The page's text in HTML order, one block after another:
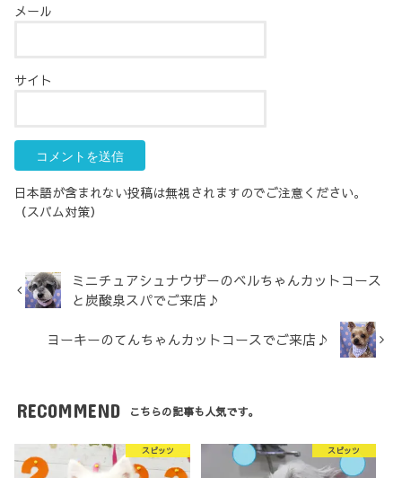
メール
サイト
日本語が含まれない投稿は無視されますのでご注意ください。
（スパム対策）
ミニチュアシュナウザーのベルちゃんカットコース
と炭酸泉スパでご来店♪
ヨーキーのてんちゃんカットコースでご来店♪
RECOMMEND こちらの記事も人気です。
スピッツ スピッツ